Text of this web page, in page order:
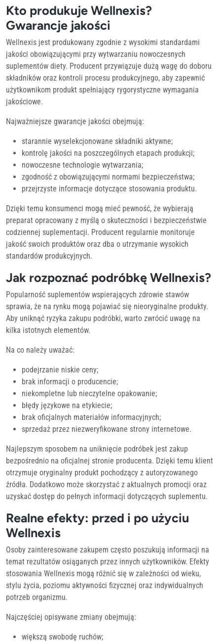
Kto produkuje Wellnexis?
Gwarancje jakości
Wellnexis jest produkowany zgodnie z wysokimi standardami
jakości obowiązującymi przy wytwarzaniu nowoczesnych
suplementów diety. Producent przywiązuje dużą wagę do doboru
składników oraz kontroli procesu produkcyjnego, aby zapewnić
użytkownikom produkt spełniający rygorystyczne wymagania
jakościowe.
Najważniejsze gwarancje jakości obejmują:
starannie wyselekcjonowane składniki aktywne;
kontrolę jakości na poszczególnych etapach produkcji;
nowoczesne technologie wytwarzania;
zgodność z obowiązującymi normami bezpieczeństwa;
przejrzyste informacje dotyczące stosowania produktu.
Dzięki temu konsumenci mogą mieć pewność, że wybierają
preparat opracowany z myślą o skuteczności i bezpieczeństwie
codziennej suplementacji. Producent regularnie monitoruje
jakość swoich produktów oraz dba o utrzymanie wysokich
standardów produkcyjnych.
Jak rozpoznać podróbkę Wellnexis?
Popularność suplementów wspierających zdrowie stawów
sprawia, że na rynku mogą pojawiać się nieoryginalne produkty.
Aby uniknąć ryzyka zakupu podróbki, warto zwrócić uwagę na
kilka istotnych elementów.
Na co należy uważać:
podejrzanie niskie ceny;
brak informacji o producencie;
niekompletne lub nieczytelne opakowanie;
błędy językowe na etykiecie;
brak oficjalnych materiałów informacyjnych;
sprzedaż przez niezweryfikowane strony internetowe.
Najlepszym sposobem na uniknięcie podróbek jest zakup
bezpośrednio na oficjalnej stronie producenta. Dzięki temu klient
otrzymuje oryginalny produkt pochodzący z autoryzowanego
źródła. Dodatkowo może skorzystać z aktualnych promocji oraz
uzyskać dostęp do pełnych informacji dotyczących suplementu.
Realne efekty: przed i po użyciu
Wellnexis
Osoby zainteresowane zakupem często poszukują informacji na
temat rezultatów osiąganych przez innych użytkowników. Efekty
stosowania Wellnexis mogą różnić się w zależności od wieku,
stylu życia, poziomu aktywności fizycznej oraz indywidualnych
potrzeb organizmu.
Najczęściej opisywane zmiany obejmują:
większą swobodę ruchów;